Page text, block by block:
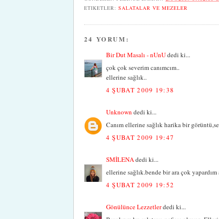
ETIKETLER: SALATALAR VE MEZELER
24 YORUM:
Bir Dut Masalı - nUnUdedi ki...
çok çok severim canımcım..
ellerine sağlık..
4 ŞUBAT 2009 19:38
Unknown dedi ki...
Canım ellerine sağlık harika bir
4 ŞUBAT 2009 19:47
SMİLENA dedi ki...
ellerine sağlık.bende bir ara çok
4 ŞUBAT 2009 19:52
Gönülünce Lezzetlerdedi ki...